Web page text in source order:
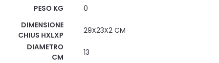
PESO KG
0
DIMENSIONE
CHIUS HXLXP
29X23X2 CM
DIAMETRO
CM
13